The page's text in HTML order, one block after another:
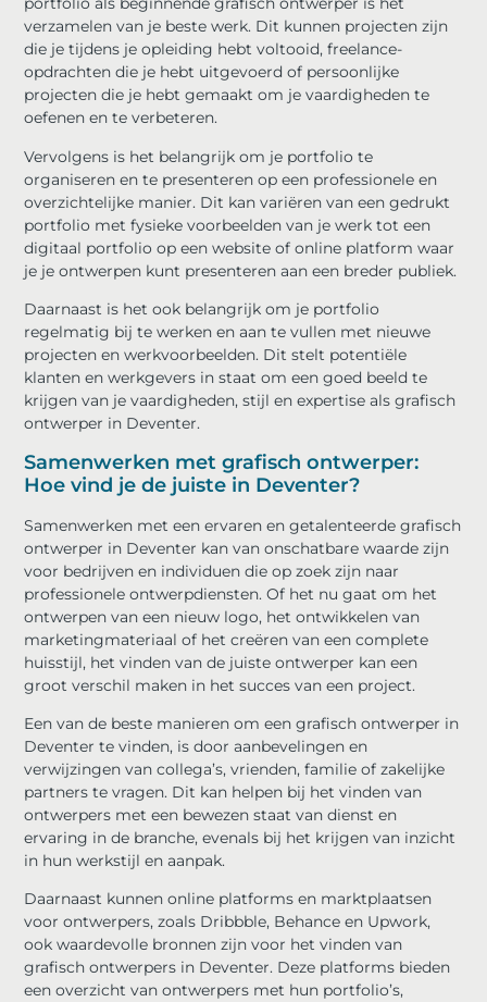
verzamelen van je beste werk. Dit kunnen projecten zijn
die je tijdens je opleiding hebt voltooid, freelance-
opdrachten die je hebt uitgevoerd of persoonlijke
projecten die je hebt gemaakt om je vaardigheden te
oefenen en te verbeteren.
Vervolgens is het belangrijk om je portfolio te
organiseren en te presenteren op een professionele en
overzichtelijke manier. Dit kan variëren van een gedrukt
portfolio met fysieke voorbeelden van je werk tot een
digitaal portfolio op een website of online platform waar
je je ontwerpen kunt presenteren aan een breder publiek.
Daarnaast is het ook belangrijk om je portfolio
regelmatig bij te werken en aan te vullen met nieuwe
projecten en werkvoorbeelden. Dit stelt potentiële
klanten en werkgevers in staat om een ​​goed beeld te
krijgen van je vaardigheden, stijl en expertise als grafisch
ontwerper in Deventer.
Samenwerken met grafisch ontwerper:
Hoe vind je de juiste in Deventer?
Samenwerken met een ervaren en getalenteerde grafisch
ontwerper in Deventer kan van onschatbare waarde zijn
voor bedrijven en individuen die op zoek zijn naar
professionele ontwerpdiensten. Of het nu gaat om het
ontwerpen van een nieuw logo, het ontwikkelen van
marketingmateriaal of het creëren van een complete
huisstijl, het vinden van de juiste ontwerper kan een
groot verschil maken in het succes van een project.
Een van de beste manieren om een ​​grafisch ontwerper in
Deventer te vinden, is door aanbevelingen en
verwijzingen van collega’s, vrienden, familie of zakelijke
partners te vragen. Dit kan helpen bij het vinden van
ontwerpers met een bewezen staat van dienst en
ervaring in de branche, evenals bij het krijgen van inzicht
in hun werkstijl en aanpak.
Daarnaast kunnen online platforms en marktplaatsen
voor ontwerpers, zoals Dribbble, Behance en Upwork,
ook waardevolle bronnen zijn voor het vinden van
grafisch ontwerpers in Deventer. Deze platforms bieden
een overzicht van ontwerpers met hun portfolio’s,